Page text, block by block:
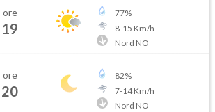
ore
19
77%
8-15 Km/h
Nord NO
ore
20
82%
7-14Km/h
Nord NO